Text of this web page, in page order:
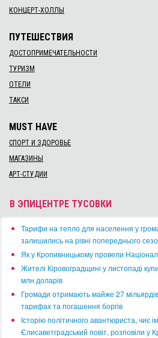
КОНЦЕРТ-ХОЛЛЫ
ПУТЕШЕСТВИЯ
ДОСТОПРИМЕЧАТЕЛЬНОСТИ
ТУРИЗМ
ОТЕЛИ
ТАКСИ
MUST HAVE
СПОРТ И ЗДОРОВЬЕ
МАГАЗИНЫ
АРТ-СТУДИИ
В ЭПИЦЕНТРЕ ТУСОВКИ
​Тарифи на тепло для населення у
залишились на рівні попереднього
​Як у Кропивницькому провели
​Жителі Кіровоградщині у листопаді
млн доларів
​Громади отримають майже 27
тарифах та погашення боргів
Історію політичного авантюриста, чиє
Єлисаветградський повіт, розповіли у